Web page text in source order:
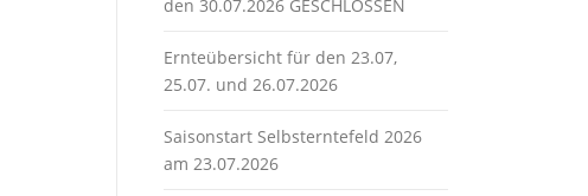
den 30.07.2026 GESCHLOSSEN
Ernteübersicht für den 23.07,
25.07. und 26.07.2026
Saisonstart Selbsterntefeld 2026
am 23.07.2026